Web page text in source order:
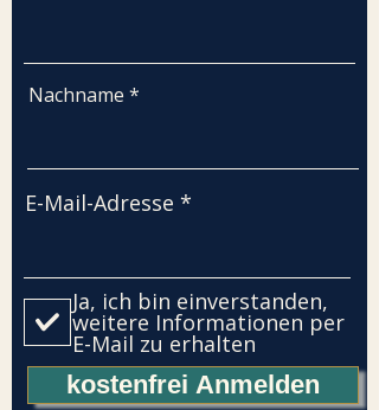
Nachname
E-Mail-Adresse
Ja, ich bin einverstanden,
weitere Informationen per
E-Mail zu erhalten
kostenfrei Anmelden